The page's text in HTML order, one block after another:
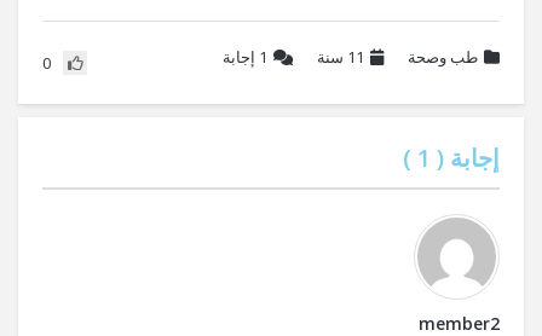
طب وصحة 11 سنة 1 إجابة 0
إجابة ( 1
)
member2